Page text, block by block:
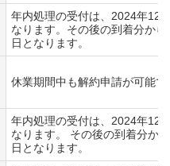
年内処理の受付は、2024年12
なります。その後の到着分か
日となります。
休業期間中も解約申請が可能で
年内処理の受付は、2024年12
なります。 その後の到着分か
日となります。